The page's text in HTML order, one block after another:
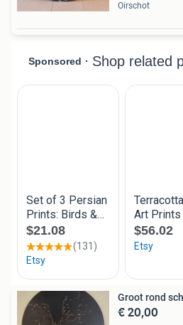
Oirschot
Groot rond
€ 20,00